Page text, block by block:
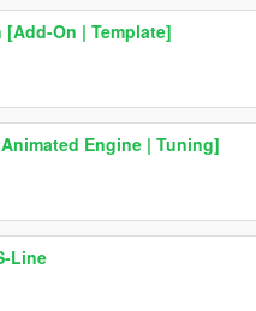
[Add-On | Template]
Engine | Tuning]
Line